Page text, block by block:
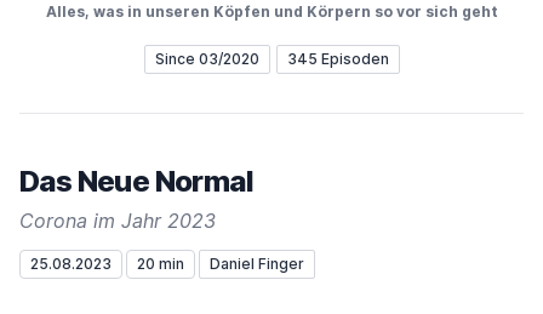
Alles, was in unseren Köpfen und Körpern so vor sich geht
Since 03/2020 345 Episoden
Das Neue Normal
Corona im Jahr 2023
25.08.2023 20 min Daniel Finger